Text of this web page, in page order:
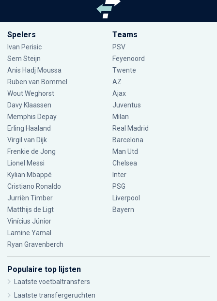
Spelers
Ivan Perisic
Sem Steijn
Anis Hadj Moussa
Ruben van Bommel
Wout Weghorst
Davy Klaassen
Memphis Depay
Erling Haaland
Virgil van Dijk
Frenkie de Jong
Lionel Messi
Kylian Mbappé
Cristiano Ronaldo
Jurriën Timber
Matthijs de Ligt
Vinícius Júnior
Lamine Yamal
Ryan Gravenberch
Teams
PSV
Feyenoord
Twente
AZ
Ajax
Juventus
Milan
Real Madrid
Barcelona
Man Utd
Chelsea
Inter
PSG
Liverpool
Bayern
Populaire top lijsten
Laatste voetbaltransfers
Laatste transfergeruchten